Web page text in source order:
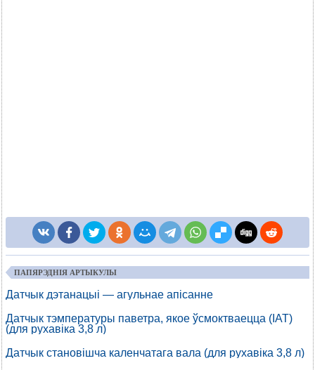
ПАПЯРЭДНІЯ АРТЫКУЛЫ
Датчык дэтанацыі — агульнае апісанне
Датчык тэмпературы паветра, якое ўсмоктваецца (IAT)
(для рухавіка 3,8 л)
Датчык становішча каленчатага вала (для рухавіка 3,8 л)